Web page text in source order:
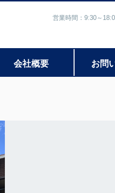
営業時間：9:30～
会社概要 お問